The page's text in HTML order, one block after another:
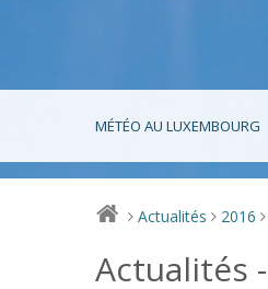
MÉTÉO AU LUXEMBOURG
> Actualités > 2016 >
Actualités